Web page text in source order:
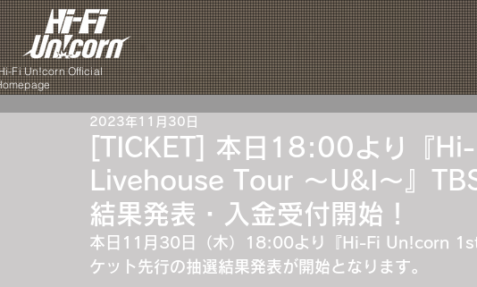
Fi Un!corn Official
[TICKET] 本日18:00より『
Livehouse Tour ～U&I～』
結果発表・入金受付開始！
2023年11月30日
本日11月30日（木）18:00より『Hi-Fi Un!corn
ケット先行の抽選結果発表が開始となります。